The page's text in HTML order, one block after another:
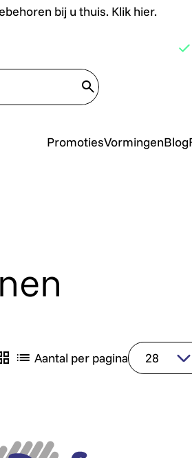
bij u thuis. Klik hier.
translate.search
PromotiesVormingenBlog
Aantal per pagina